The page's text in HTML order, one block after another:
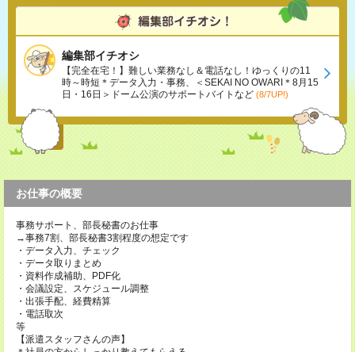
編集部イチオシ
【完全在宅！】難しい業務なし＆電話なし！ゆっくりの11
時～時短＊データ入力・事務、＜SEKAI NO OWARI＊8月15
日・16日＞ドーム公演のサポートバイトなど (8/7UP!)
お仕事の概要
事務サポート、部長秘書のお仕事
→事務7割、部長秘書3割程度の想定です
・データ入力、チェック
・データ取りまとめ
・資料作成補助、PDF化
・会議設定、スケジュール調整
・出張手配、経費精算
・電話取次
等
【派遣スタッフさんの声】